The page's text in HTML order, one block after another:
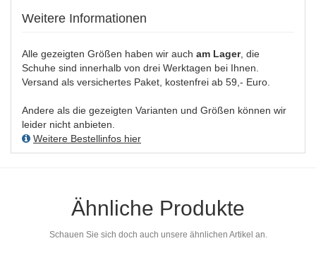
Weitere Informationen
Alle gezeigten Größen haben wir auch am Lager, die
Schuhe sind innerhalb von drei Werktagen bei Ihnen.
Versand als versichertes Paket, kostenfrei ab 59,- Euro.
Andere als die gezeigten Varianten und Größen können wir
leider nicht anbieten.
Weitere Bestellinfos hier
Ähnliche Produkte
Schauen Sie sich doch auch unsere ähnlichen Artikel an.